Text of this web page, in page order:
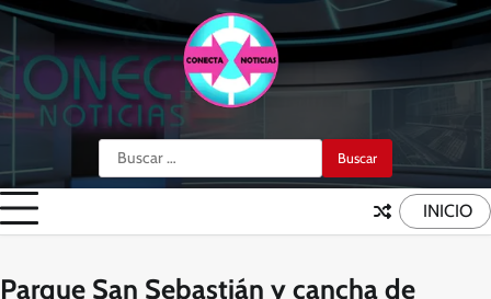
Skip
content
Buscar:
INICIO
Parque San Sebastián y cancha de